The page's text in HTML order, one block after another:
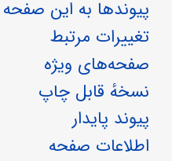
پیوندها به این صفحه
تغییرات مرتبط
صفحه‌های ویژه
نسخهٔ قابل چاپ
پیوند پایدار
اطلاعات صفحه